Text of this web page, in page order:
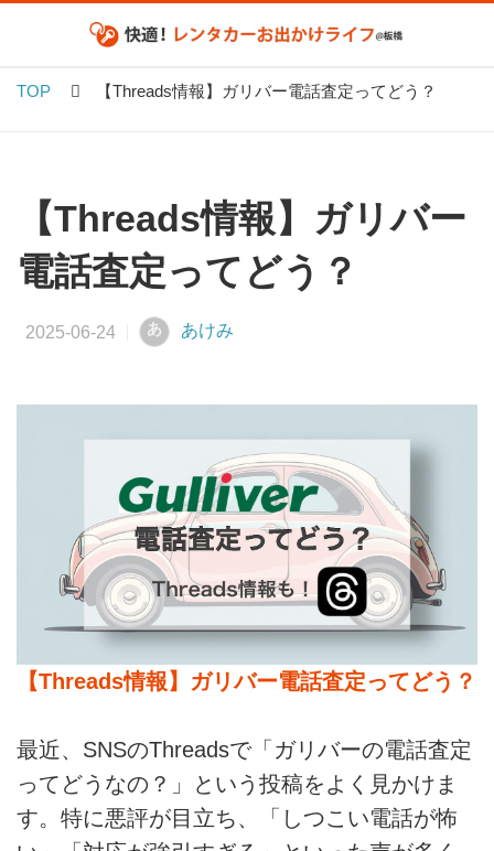
TOP 【Threads情報】ガリバー電話査定ってどう？
【Threads情報】ガリバー
電話査定ってどう？
あ あけみ
【Threads情報】ガリバー電話査定ってどう？
最近、SNSのThreadsで「ガリバーの電話査定
ってどうなの？」という投稿をよく見かけま
す。特に悪評が目立ち、「しつこい電話が怖